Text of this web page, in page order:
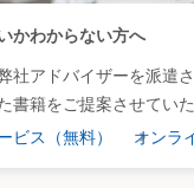
かわからない方へ
社アドバイザーを派遣
書籍をご提案させていた
ビス（無料）
オンラ